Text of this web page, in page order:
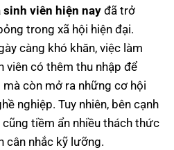
viên hiện nay đã trở
trong xã hội hiện đại.
càng khó khăn, việc làm
viên có thêm thu nhập để
còn mở ra những cơ hội
nghiệp. Tuy nhiên, bên cạnh
cũng tiềm ẩn nhiều thách thức
cân nhắc kỹ lưỡng.